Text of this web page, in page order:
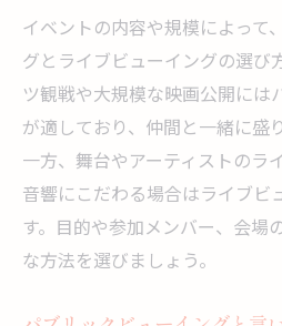
イベントの内容や規模によって
グとライブビューイングの選び
ツ観戦や大規模な映画公開には
が適しており、仲間と一緒に盛
一方、舞台やアーティストのラ
音響にこだわる場合はライブビ
す。目的や参加メンバー、会場
な方法を選びましょう。